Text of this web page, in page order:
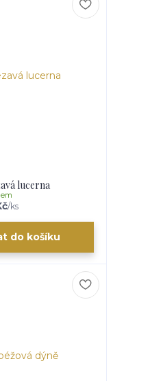
lucerna
/ks
do košíku